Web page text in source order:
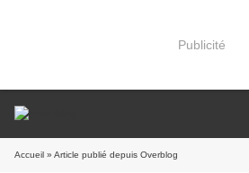
Publicité
Accueil » Article publié depuis Overblog